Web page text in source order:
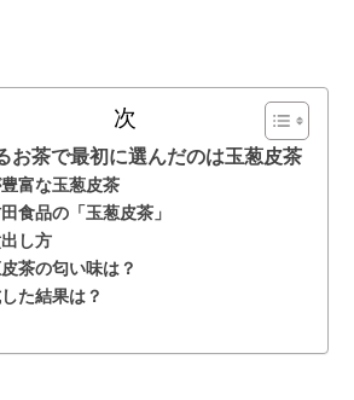
次
お茶で最初に選んだのは玉葱皮茶
富な玉葱皮茶
食品の「玉葱皮茶」
し方
茶の匂い味は？
た結果は？